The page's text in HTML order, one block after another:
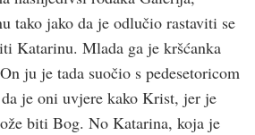
tako jako da je odlučio rastaviti se
Katarinu. Mlada ga je kršćanka
ju je tada suočio s pedesetoricom
je oni uvjere kako Krist, jer je
biti Bog. No Katarina, koja je